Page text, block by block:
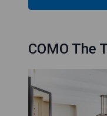
COMO The